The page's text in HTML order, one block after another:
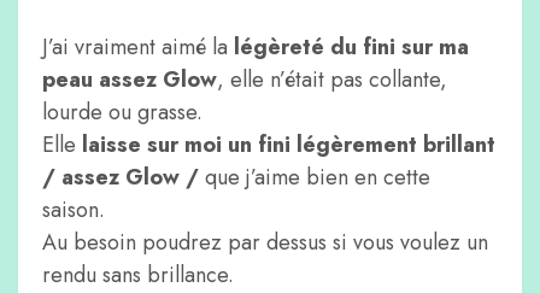
J’ai vraiment aimé la légèreté du fini sur ma
peau assez Glow, elle n’était pas collante,
lourde ou grasse.
Elle laisse sur moi un fini légèrement brillant
/ assez Glow /que j’aime bien en cette
saison.
Au besoin poudrez par dessus si vous voulez un
rendu sans brillance.